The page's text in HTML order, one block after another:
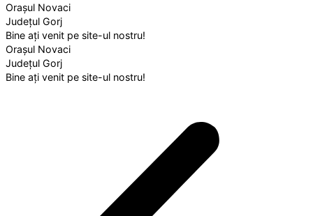
Orașul Novaci
Județul Gorj
Bine ați venit pe site-ul nostru!
Orașul Novaci
Județul Gorj
Bine ați venit pe site-ul nostru!